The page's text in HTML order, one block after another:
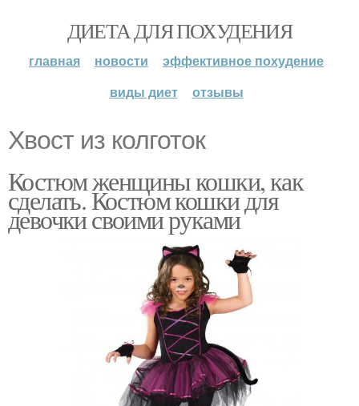
ДИЕТА ДЛЯ ПОХУДЕНИЯ
главная новости
эффективное похудение
виды диет
отзывы
Хвост из колготок
Костюм женщины кошки, как
сделать. Костюм кошки для
девочки своими руками